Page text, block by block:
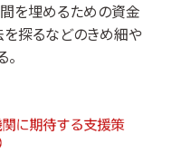
を埋めるための資金
探るなどのきめ細や